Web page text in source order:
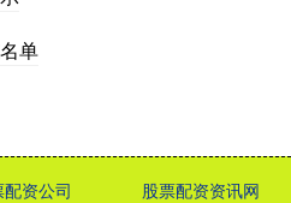
单
配资公司 股票配资资讯网